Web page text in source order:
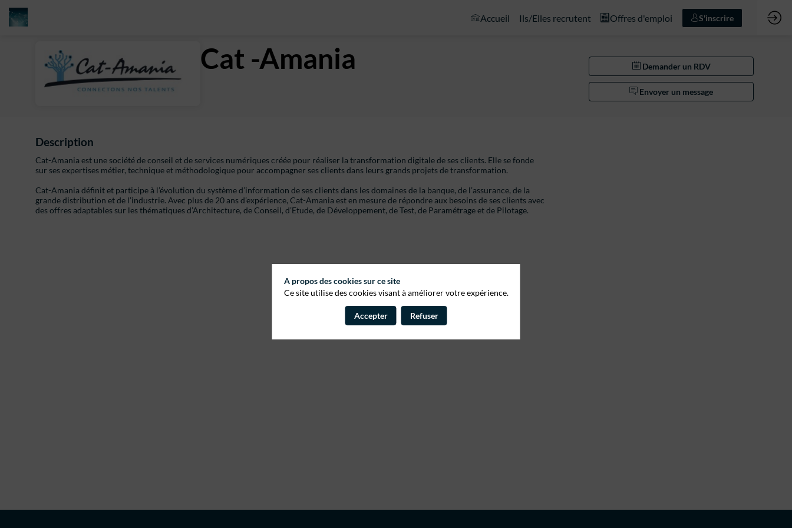
Accueil Ils/Elles recrutent Offres d'emploi S'inscrire
Demander un RDV
Envoyer un message
Cat -Amania
Description
Cat-Amania est une société de conseil et de services numériques créée pour réaliser la transformation digitale de ses clients. Elle se fonde
sur ses expertises métier, technique et méthodologique pour accompagner ses clients dans leurs grands projets de transformation.
Cat-Amania définit et participe à l’évolution du système d’information de ses clients dans les domaines de la banque, de l’assurance, de la
grande distribution et de l’industrie. Avec plus de 20 ans d’expérience, Cat-Amania est en mesure de répondre aux besoins de ses clients avec
des offres adaptables sur les thématiques d’Architecture, de Conseil, d’Etude, de Développement, de Test, de Paramétrage et de Pilotage.
A propos des cookies sur ce site
Ce site utilise des cookies visant à améliorer votre expérience.
Accepter Refuser